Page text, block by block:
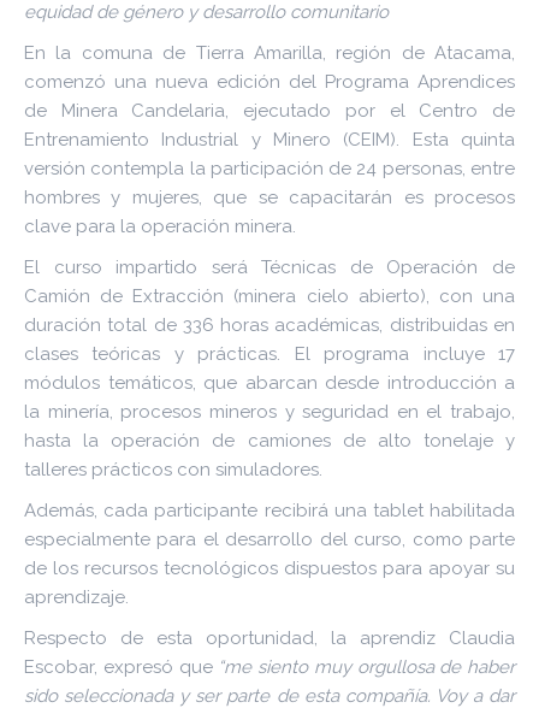
equidad de género y desarrollo comunitario
En la comuna de Tierra Amarilla, región de Atacama,
comenzó una nueva edición del Programa Aprendices
de Minera Candelaria, ejecutado por el Centro de
Entrenamiento Industrial y Minero (CEIM). Esta quinta
versión contempla la participación de 24 personas, entre
hombres y mujeres, que se capacitarán es procesos
clave para la operación minera.
El curso impartido será Técnicas de Operación de
Camión de Extracción (minera cielo abierto), con una
duración total de 336 horas académicas, distribuidas en
clases teóricas y prácticas. El programa incluye 17
módulos temáticos, que abarcan desde introducción a
la minería, procesos mineros y seguridad en el trabajo,
hasta la operación de camiones de alto tonelaje y
talleres prácticos con simuladores.
Además, cada participante recibirá una tablet habilitada
especialmente para el desarrollo del curso, como parte
de los recursos tecnológicos dispuestos para apoyar su
aprendizaje.
Respecto de esta oportunidad, la aprendiz Claudia
Escobar, expresó que “me siento muy orgullosa de haber
sido seleccionada y ser parte de esta compañía. Voy a dar